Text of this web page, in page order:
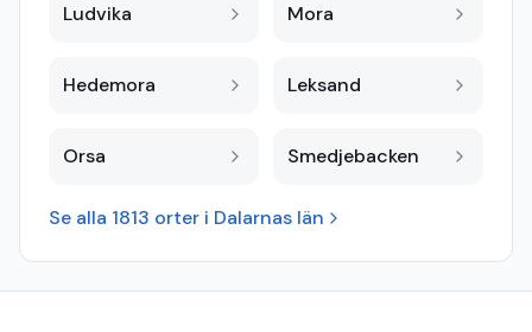
Ludvika Mora
Hedemora Leksand
Orsa Smedjebacken
Se alla 1813 orter i Dalarnas län